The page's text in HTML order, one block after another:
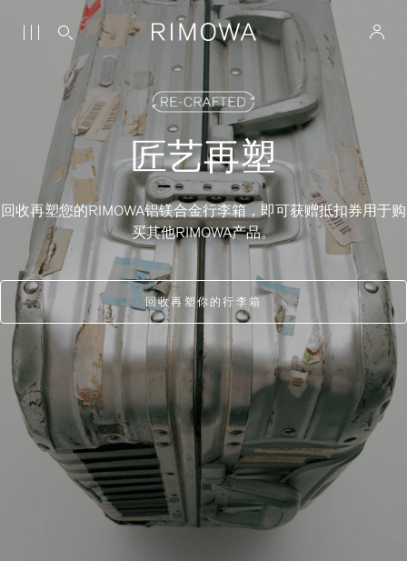
匠艺再塑
回收再塑您的RIMOWA铝镁合金行李箱，即可获赠抵扣券用于购
买其他RIMOWA产品。
回收再塑你的行李箱